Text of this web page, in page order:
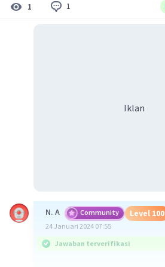
1 1
Iklan
N. A Community Level 100
24 Januari 2024 07:55
Jawaban terverifikasi